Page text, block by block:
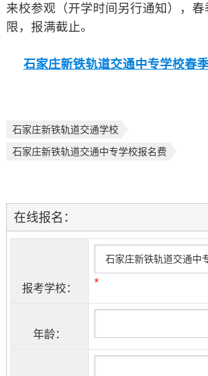
来校参观（开学时间另行通知），
限，报满截止。
石家庄新铁轨道交通中专学校春
石家庄新铁轨道交通学校
石家庄新铁轨道交通中专学校报名费
在线报名：
报考学校： *
年龄：